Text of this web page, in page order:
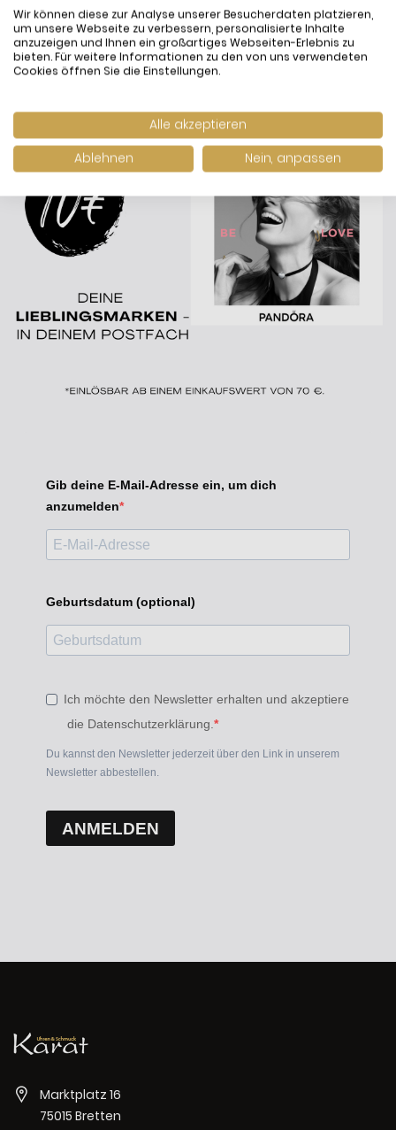
Gib deine E-Mail-Adresse ein, um dich
anzumelden
Geburtsdatum (optional)
Ich möchte den Newsletter erhalten und akzeptiere
die Datenschutzerklärung.
Du kannst den Newsletter jederzeit über den Link in unserem
Newsletter abbestellen.
ANMELDEN
Marktplatz 16
75015 Bretten
Wir können diese zur Analyse unserer Besucherdaten platzieren,
um unsere Webseite zu verbessern, personalisierte Inhalte
anzuzeigen und Ihnen ein großartiges Webseiten-Erlebnis zu
bieten. Für weitere Informationen zu den von uns verwendeten
Cookies öffnen Sie die Einstellungen.
Alle akzeptieren
Ablehnen
Nein, anpassen